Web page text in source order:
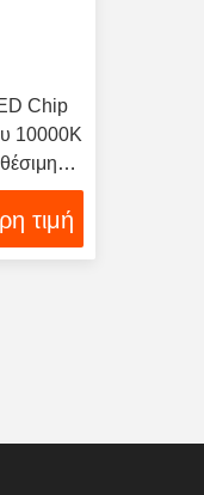
Chip
10000K
τροπικά
τιμή